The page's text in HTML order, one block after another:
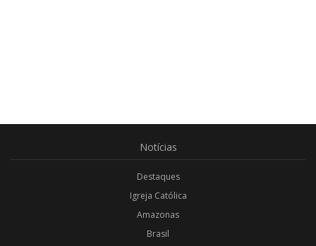
Notícias
Destaques
Igreja Católica
Amazonas
Brasil